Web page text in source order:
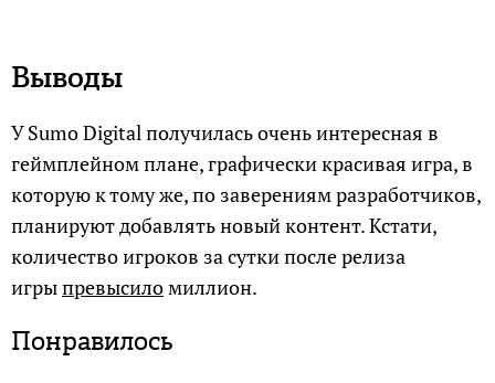
Выводы
У Sumo Digital получилась очень интересная в
геймплейном плане, графически красивая игра, в
которую к тому же, по заверениям разработчиков,
планируют добавлять новый контент. Кстати,
количество игроков за сутки после релиза
игрыпревысиломиллион.
Понравилось